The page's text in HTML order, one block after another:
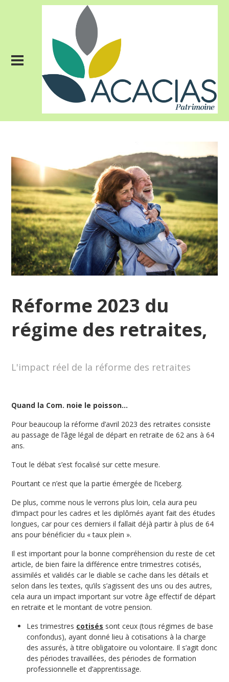
Réforme 2023 du
régime des retraites,
L'impact réel de la réforme des retraites
Quand la Com. noie le poisson…
Pour beaucoup la réforme d’avril 2023 des retraites consiste
au passage de l’âge légal de départ en retraite de 62 ans à 64
ans.
Tout le débat s’est focalisé sur cette mesure.
Pourtant ce n’est que la partie émergée de l’iceberg.
De plus, comme nous le verrons plus loin, cela aura peu
d’impact pour les cadres et les diplômés ayant fait des études
longues, car pour ces derniers il fallait déjà partir à plus de 64
ans pour bénéficier du « taux plein ».
Il est important pour la bonne compréhension du reste de cet
article, de bien faire la différence entre trimestres cotisés,
assimilés et validés car le diable se cache dans les détails et
selon dans les textes, qu’ils s’agissent des uns ou des autres,
cela aura un impact important sur votre âge effectif de départ
en retraite et le montant de votre pension.
Les trimestres cotisés sont ceux (tous régimes de base
confondus), ayant donné lieu à cotisations à la charge
des assurés, à titre obligatoire ou volontaire. Il s’agit donc
des périodes travaillées, des périodes de formation
professionnelle et d’apprentissage.